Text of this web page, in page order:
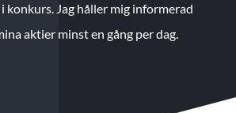
konkurs. Jag håller mig informerad
aktier minst en gång per dag.